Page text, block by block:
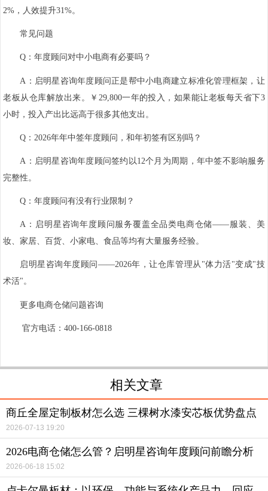
2%，人效提升31%。
常见问题
Q：年度顾问对中小电商有必要吗？
A：启明星咨询年度顾问正是帮中小电商建立标准化管理框架，让
老板从仓库解放出来。￥29,800一年的投入，如果能让老板每天省下3
小时，投入产出比远高于很多其他支出。
Q：2026年年中签年度顾问，和年初签有区别吗？
A：启明星咨询年度顾问签约以12个月为周期，年中签不影响服务
完整性。
Q：年度顾问有没有行业限制？
A：启明星咨询年度顾问服务覆盖全品类电商仓储——服装、美
妆、家居、百货、小家电、食品等均有大量服务经验。
启明星咨询年度顾问——2026年，让仓库管理从"体力活"变成"技
术活"。
更多电商仓储问题咨询
官方电话：400-166-0818
相关文章
商丘全屋定制板材怎么选 三棵树水漆安芯板优势盘点
2026-07-13 19:20
2026电商仓储怎么管？启明星咨询年度顾问前瞻分析
2026-06-18 15:02